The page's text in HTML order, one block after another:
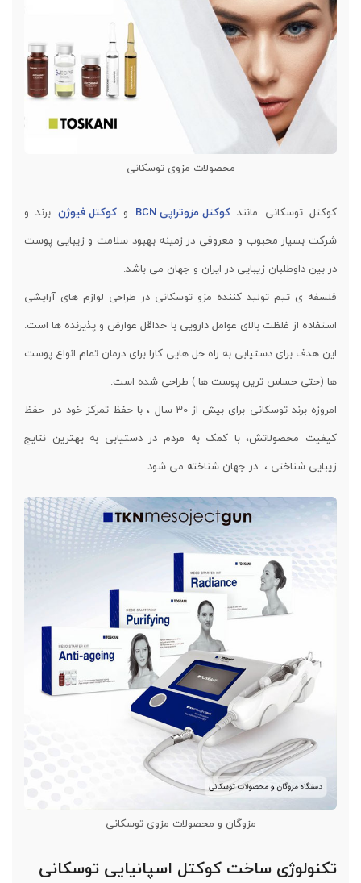
محصولات مزوی توسکانی
کوکتل توسکانی مانندکوکتل مزوتراپی BCN وکوکتل فیوژن برند و
شرکت بسیار محبوب و معروفی در زمینه بهبود سلامت و زیبایی پوست
در بین داوطلبان زیبایی در ایران و جهان می باشد.
فلسفه ی تیم تولید کننده مزو توسکانی در طراحی لوازم های آرایشی
استفاده از غلظت بالای عوامل دارویی با حداقل عوارض و پذیرنده ها است.
این هدف برای دستیابی به راه حل هایی کارا برای درمان تمام انواع پوست
ها (حتی حساس ترین پوست ها ) طراحی شده است.
امروزه برند توسکانی برای بیش از 30 سال ، با حفظ تمرکز خود در حفظ
کیفیت محصولاتش، با کمک به مردم در دستیابی به بهترین نتایج
زیبایی شناختی ، در جهان شناخته می شود.
مزوگان و محصولات مزوی توسکانی
تکنولوژی ساخت کوکتل اسپانیایی توسکانی